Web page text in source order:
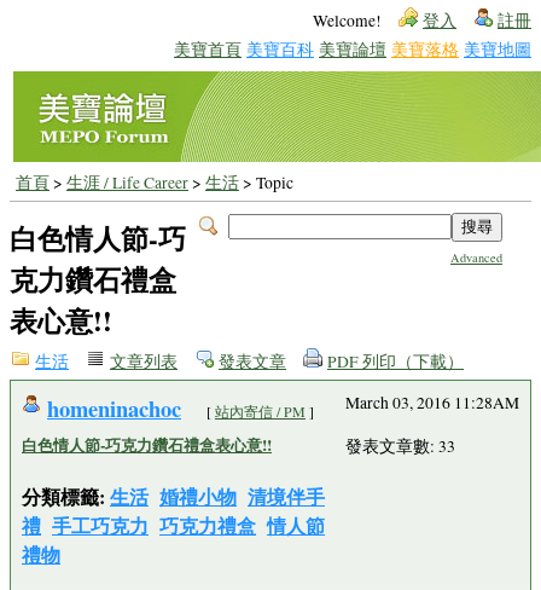
Welcome! 登入 註冊
美寶首頁 美寶百科 美寶論壇 美寶落格 美寶地圖
首頁> 生涯 / Life Career> 生活> Topic
Advanced
白色情人節-巧
克力鑽石禮盒
表心意!!
生活 文章列表 發表文章 PDF 列印（下載）
homeninachoc [站內寄信 / PM ]
白色情人節-巧克力鑽石禮盒表心意!!
分類標籤: 生活 婚禮小物 清境伴手
禮 手工巧克力 巧克力禮盒 情人節
禮物
March 03, 2016 11:28AM
發表文章數: 33